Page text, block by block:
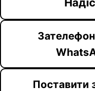
Поставити